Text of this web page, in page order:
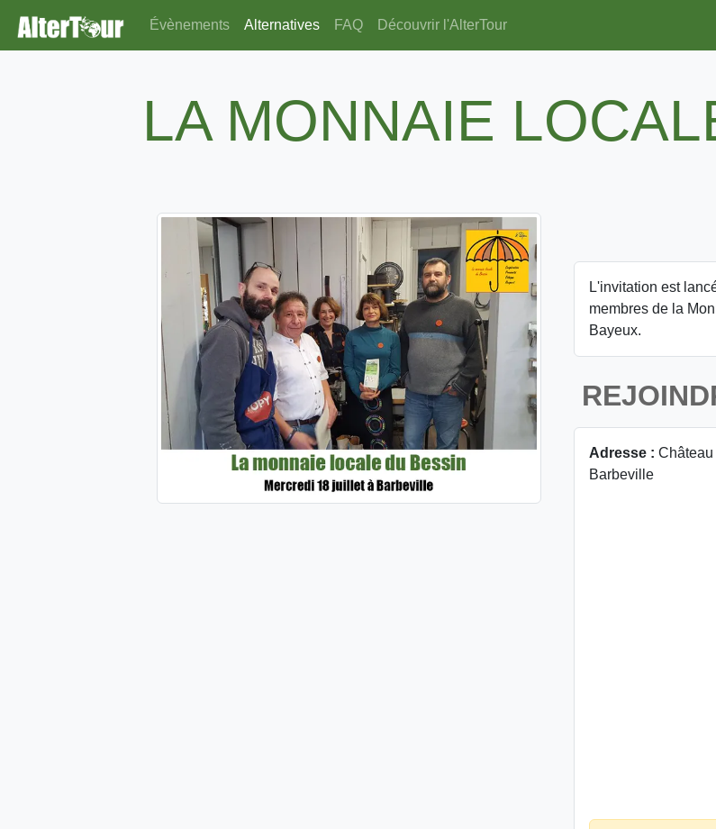
Évènements Alternatives FAQ Découvrir l'AlterTour
LA MONNAIE
L'invitation est
membres de la
Bayeux.
Adresse : Château
Barbeville